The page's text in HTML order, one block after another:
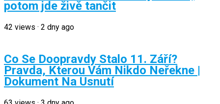
potom jde živě tančit
42 views · 2 dny ago
Co Se Doopravdy Stalo 11. Září?
Pravda, Kterou Vám Nikdo Neřekne |
Dokument Na Usnutí